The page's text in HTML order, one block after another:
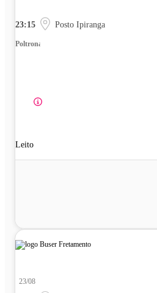
23:15 Posto Ipiranga
Poltrona
Leito
23/08